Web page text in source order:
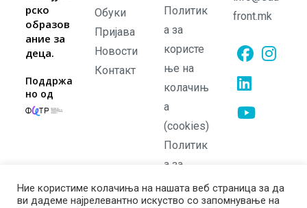
рско
образов
ание за
деца.
Поддржа
но од
Обуки
Пријава
Новости
Контакт
Политик
а за
користе
ње на
колачињ
а
(cookies)
Политик
а за
приватно
ст
front.mk
Opens
in
aOpens
new
tab
Ние користиме колачиња на нашата веб страница за да
ви дадеме најрелевантно искуство со запомнување на